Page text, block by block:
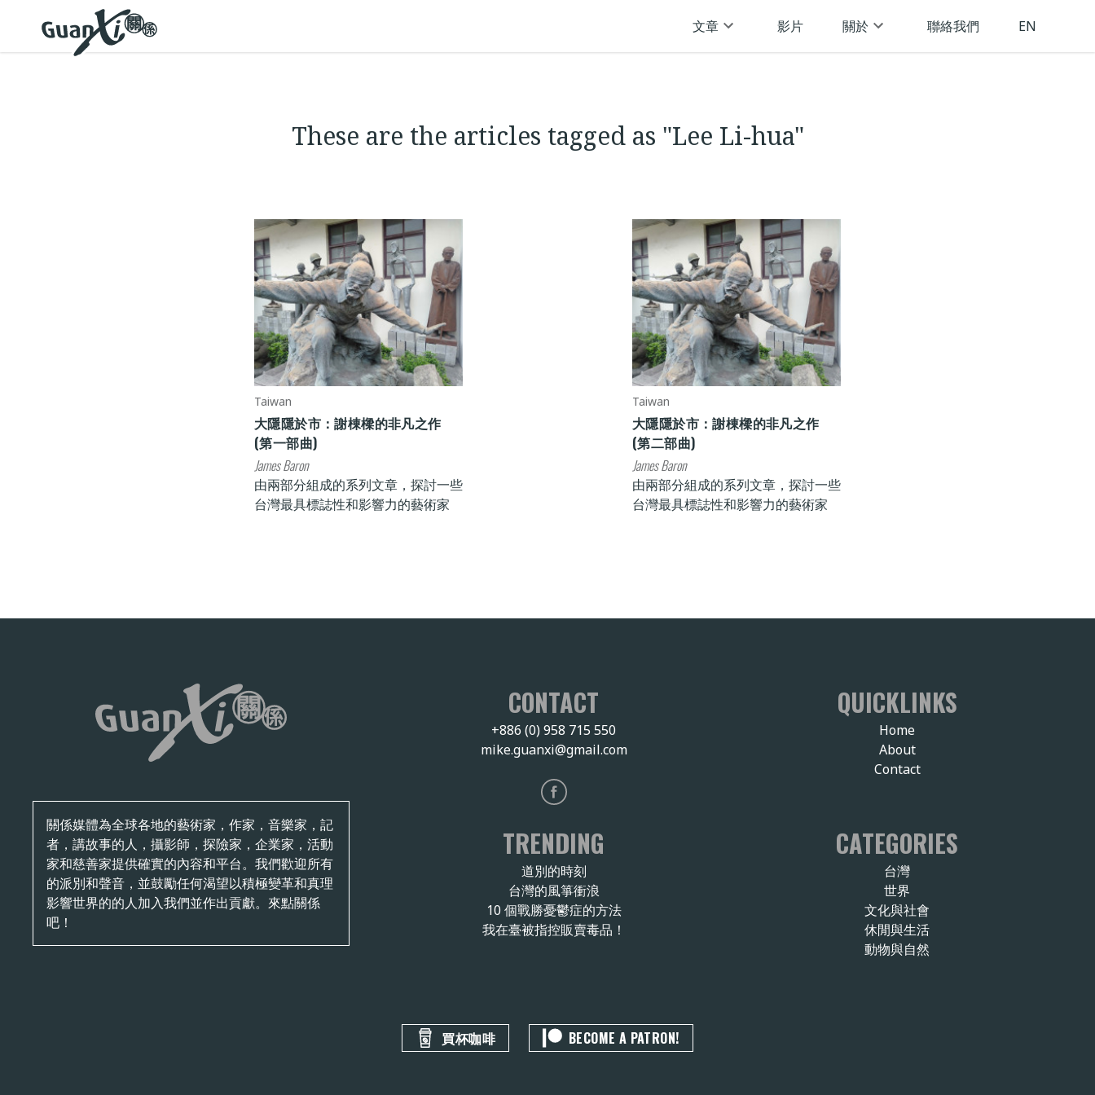
These are the articles tagged as "Lee Li-hua"
Taiwan
大隱隱於市：謝棟樑的非凡之作
(第一部曲)
James Baron
由兩部分組成的系列文章，探討一些
台灣最具標誌性和影響力的藝術家
Taiwan
大隱隱於市：謝棟樑的非凡之作
(第二部曲)
James Baron
由兩部分組成的系列文章，探討一些
台灣最具標誌性和影響力的藝術家
關係媒體為全球各地的藝術家，作家，音樂家，記
者，講故事的人，攝影師，探險家，企業家，活動
家和慈善家提供確實的內容和平台。我們歡迎所有
的派別和聲音，並鼓勵任何渴望以積極變革和真理
影響世界的的人加入我們並作出貢獻。來點關係
吧！
CONTACT
+886 (0) 958 715 550
mike.guanxi@gmail.com
QUICKLINKS
Home
About
Contact
TRENDING
道別的時刻
台灣的風箏衝浪
10 個戰勝憂鬱症的方法
我在臺被指控販賣毒品！
CATEGORIES
台灣
世界
文化與社會
休閒與生活
動物與自然
買杯咖啡 BECOME A PATRON!
文章 影片 關於 聯絡我們 EN